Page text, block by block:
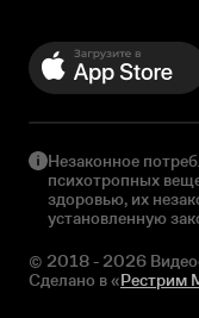
Незаконное
психотропных
здоровью, их
установленную
© 2018 - 2026
Сделано в «Рестрим